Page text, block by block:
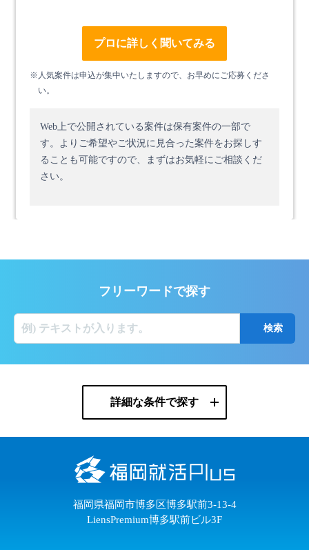
プロに詳しく聞いてみる
※人気案件は申込が集中いたしますので、お早めにご応募くださ
い。
Web上で公開されている案件は保有案件の一部で
す。 よりご希望やご状況に見合った案件をお探しす
ることも可能ですので、まずはお気軽にご相談くだ
さい。
フリーワードで探す
詳細な条件で探す
福岡県福岡市博多区博多駅前3-13-4
LiensPremium博多駅前ビル3F